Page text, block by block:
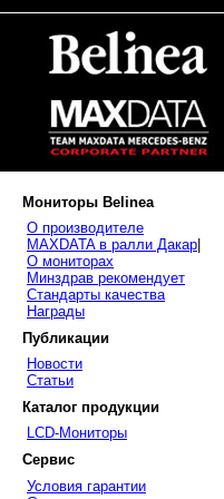
Мониторы Belinea
О производителе
MAXDATA в ралли Дакар
О мониторах
Минздрав рекомендует
Стандарты качества
Награды
Публикации
Новости
Статьи
Каталог продукции
LCD-Мониторы
Сервис
Условия гарантии